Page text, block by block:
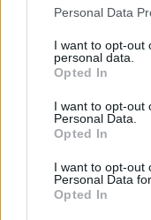
Please note that this
not limited to your
grant or deny
use your data for
consent section.
Personal Data
I want to opt-out
personal data.
Opted In
I want to opt-out
Personal Data.
Opted In
I want to opt-out
Personal Data
Opted In